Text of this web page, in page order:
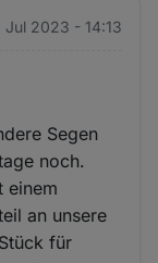
Jul 2023 - 14:13
Segen
noch.
einem
an unsere
für